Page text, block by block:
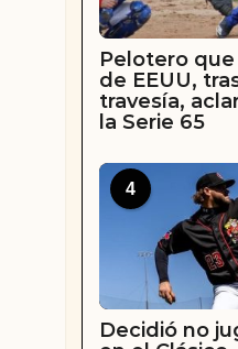
Pelotero
de EEUU,
travesía,
la Serie 65
4
Decidió no